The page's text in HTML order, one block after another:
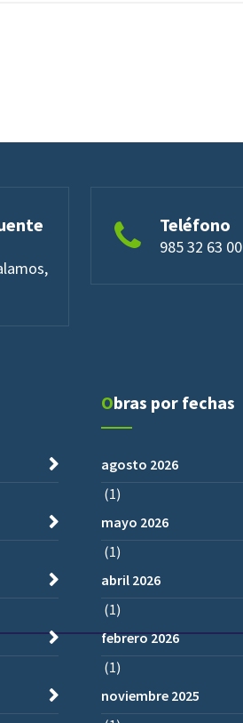
Teléfono
985 32 63 00
Obras por fechas
agosto 2026
(1)
mayo 2026
(1)
abril 2026
(1)
febrero 2026
(1)
noviembre 2025